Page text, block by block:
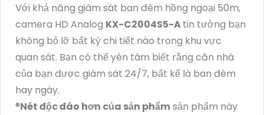
Với khả năng giám sát ban đêm hồng ngoại 50m,
camera HD Analog KX-C2004S5-Atin tưởng bạn
không bỏ lỡ bất kỳ chi tiết nào trong khu vực
quan sát. Bạn có thể yên tâm biết rằng căn nhà
của bạn được giám sát 24/7, bất kể là ban đêm
hay ngày.
®️Nét độc đáo hơn của sản phẩmsản phẩm này